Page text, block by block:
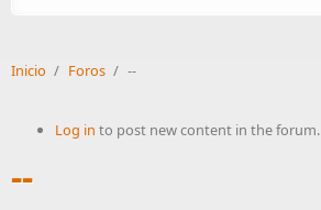
Inicio / Foros / --
Log in to post new content in the forum.
--